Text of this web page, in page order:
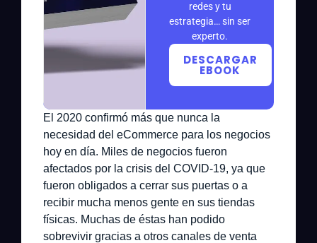
redes y tu
estrategia… sin ser
experto.
DESCARGAR
EBOOK
El 2020 confirmó más que nunca la
necesidad del eCommerce para los negocios
hoy en día. Miles de negocios fueron
afectados por la crisis del COVID-19, ya que
fueron obligados a cerrar sus puertas o a
recibir mucha menos gente en sus tiendas
físicas. Muchas de éstas han podido
sobrevivir gracias a otros canales de venta